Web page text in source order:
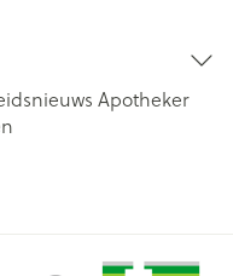
Apotheker